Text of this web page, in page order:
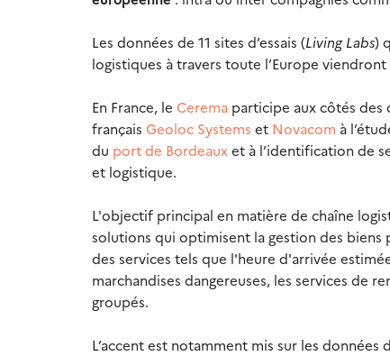
Les données de 11 sites d’essais (Living Labs)
logistiques à travers toute l’Europe
En France, le Cerema participe aux côtés des
français Geoloc Systems et Novacom à
du port de Bordeauxet à l’identification de
et logistique.
L'objectif principal en matière de chaîne
solutions qui optimisent la gestion des biens
des services tels que l'heure d'arrivée
marchandises dangereuses, les services de
groupés.
L’accent est notamment mis sur les